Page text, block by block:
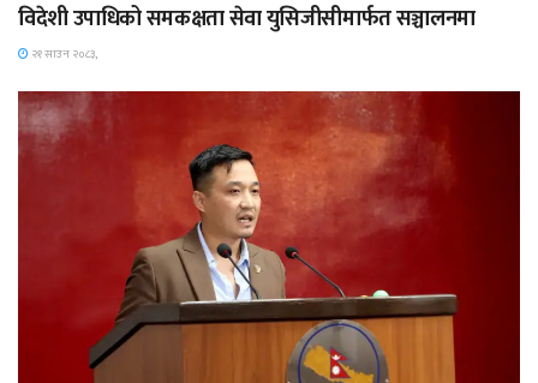
विदेशी उपाधिको समकक्षता सेवा युसिजीसीमार्फत सञ्चालनमा
२१ साउन २०८३,